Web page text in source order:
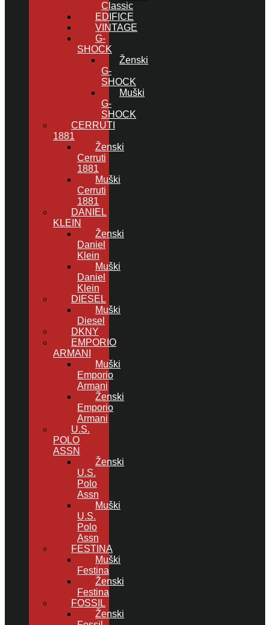
Classic
EDIFICE
VINTAGE
G-
SHOCK
Ženski
G-
SHOCK
Muški
G-
SHOCK
CERRUTI
1881
Ženski
Cerruti
1881
Muški
Cerruti
1881
DANIEL
KLEIN
Ženski
Daniel
Klein
Muški
Daniel
Klein
DIESEL
Muški
Diesel
DKNY
EMPORIO
ARMANI
Muški
Emporio
Armani
Ženski
Emporio
Armani
U.S.
POLO
ASSN
Ženski
U.S.
Polo
Assn
Muški
U.S.
Polo
Assn
FESTINA
Muški
Festina
Ženski
Festina
FOSSIL
Ženski